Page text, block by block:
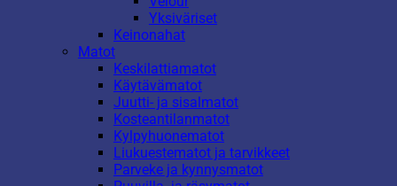
Yksiväriset
Keinonahat
Matot
Keskilattiamatot
Käytävämatot
Juutti- ja sisalmatot
Kosteantilanmatot
Kylpyhuonematot
Liukuestematot ja tarvikkeet
Parveke ja kynnysmatot